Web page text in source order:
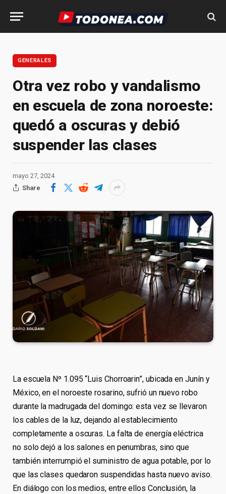
GENERALES
Otra vez robo y vandalismo
en escuela de zona noroeste:
quedó a oscuras y debió
suspender las clases
mayo 27, 2024
Share
La escuela Nº 1.095 “Luis Chorroarin”, ubicada en Junín y
México, en el noroeste rosarino, sufrió un nuevo robo
durante la madrugada del domingo: esta vez se llevaron
los cables de la luz, dejando al establecimiento
completamente a oscuras. La falta de energía eléctrica
no solo dejó a los salones en penumbras, sino que
también interrumpió el suministro de agua potable, por lo
que las clases quedaron suspendidas hasta nuevo aviso.
En diálogo con los medios, entre ellos Conclusión, la